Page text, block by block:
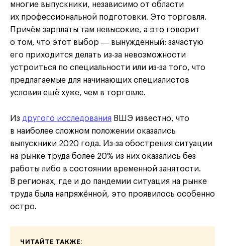
многие выпускники, независимо от области
их профессиональной подготовки. Это торговля.
Причём зарплаты там невысокие, а это говорит
о том, что этот выбор ― вынужденный: зачастую
его приходится делать из-за невозможности
устроиться по специальности или из-за того, что
предлагаемые для начинающих специалистов
условия ещё хуже, чем в торговле.
Из другого исследования ВШЭ известно, что
в наиболее сложном положении оказались
выпускники 2020 года. Из-за обострения ситуации
на рынке труда более 20% из них оказались без
работы либо в состоянии временной занятости.
В регионах, где и до пандемии ситуация на рынке
труда была напряжённой, это проявилось особенно
остро.
ЧИТАЙТЕ ТАКЖЕ: